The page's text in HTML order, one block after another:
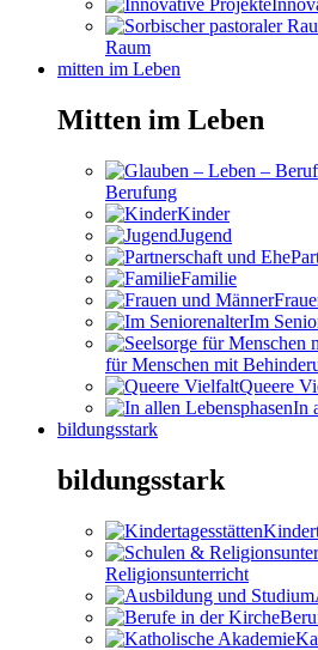
Raum
mitten im Leben
Mitten im Leben
Berufung
Kinder
Jugend
Familie
Im
für Menschen mit
Queere
In
bildungsstark
bildungsstark
Religionsunterricht